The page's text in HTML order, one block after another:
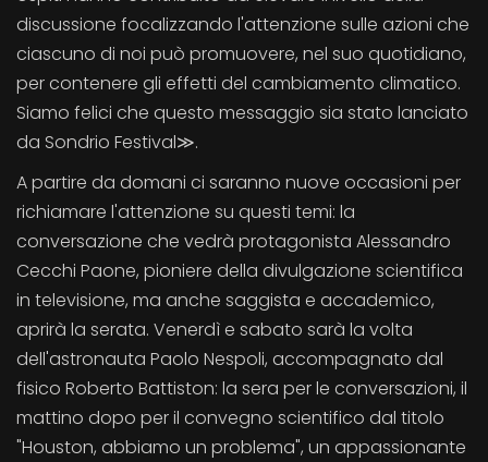
discussione focalizzando l'attenzione sulle azioni che
ciascuno di noi può promuovere, nel suo quotidiano,
per contenere gli effetti del cambiamento climatico.
Siamo felici che questo messaggio sia stato lanciato
da Sondrio Festival≫.
A partire da domani ci saranno nuove occasioni per
richiamare l'attenzione su questi temi: la
conversazione che vedrà protagonista Alessandro
Cecchi Paone, pioniere della divulgazione scientifica
in televisione, ma anche saggista e accademico,
aprirà la serata. Venerdì e sabato sarà la volta
dell'astronauta Paolo Nespoli, accompagnato dal
fisico Roberto Battiston: la sera per le conversazioni, il
mattino dopo per il convegno scientifico dal titolo
"Houston, abbiamo un problema", un appassionante